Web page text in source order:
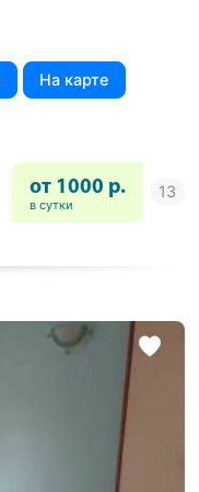
На карте
от 1000 р.
в сутки